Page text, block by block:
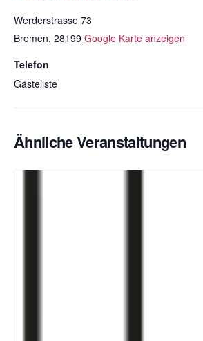
Werderstrasse 73
Bremen, 28199 Google Karte anzeigen
Telefon
Gästeliste
Ähnliche Veranstaltungen